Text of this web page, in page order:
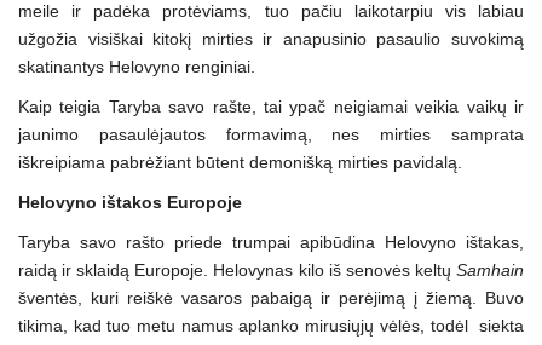
meile ir padėka protėviams, tuo pačiu laikotarpiu vis labiau
užgožia visiškai kitokį mirties ir anapusinio pasaulio suvokimą
skatinantys Helovyno renginiai.
Kaip teigia Taryba savo rašte, tai ypač neigiamai veikia vaikų ir
jaunimo pasaulėjautos formavimą, nes mirties samprata
iškreipiama pabrėžiant būtent demonišką mirties pavidalą.
Helovyno ištakos Europoje
Taryba savo rašto priede trumpai apibūdina Helovyno ištakas,
raidą ir sklaidą Europoje. Helovynas kilo iš senovės keltų Samhain
šventės, kuri reiškė vasaros pabaigą ir perėjimą į žiemą. Buvo
tikima, kad tuo metu namus aplanko mirusiųjų vėlės, todėl siekta